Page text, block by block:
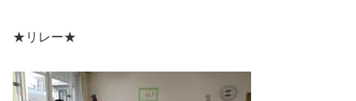
★リレー★